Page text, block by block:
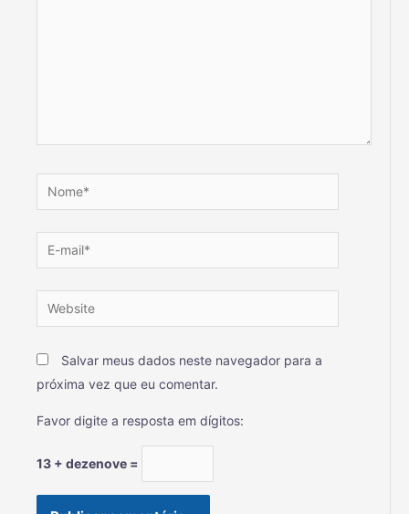
Salvar meus dados neste navegador para a
próxima vez que eu comentar.
Favor digite a resposta em dígitos:
13 + dezenove =